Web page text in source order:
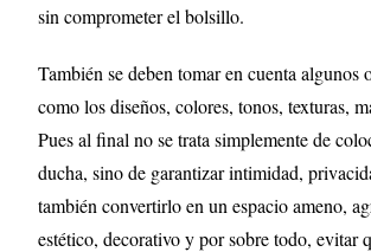
sin comprometer el bolsillo.
También se deben tomar en cuenta algunos
como los diseños, colores, tonos, texturas,
Pues al final no se trata simplemente de
ducha, sino de garantizar intimidad,
también convertirlo en un espacio ameno,
estético, decorativo y por sobre todo, evitar